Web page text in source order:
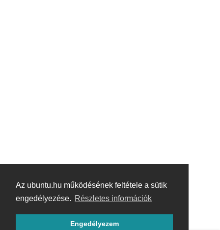
Az ubuntu.hu működésének feltétele a sütik
engedélyezése. Részletes információk
Engedélyezem